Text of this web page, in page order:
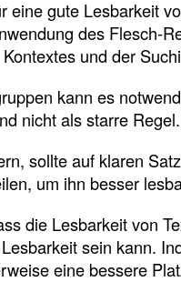
eine gute Lesbarkeit
des Flesch-
und der
kann es
nicht als starre
sollte auf klaren
um ihn besser
die Lesbarkeit von
sein kann.
eine bessere